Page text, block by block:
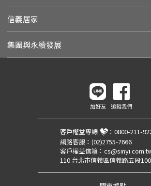
信義居家
集團與永續發展
加好友 追蹤我們
客戶權益專線 ： 0800-211-
網路客服： (02)2755-7666
客戶權益信箱：
110 台北市信義區信義路五段